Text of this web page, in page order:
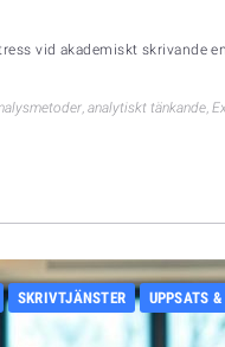
vid akademiskt
, analytiskt tänkande,
SKRIVTJÄNSTER UPPSATS